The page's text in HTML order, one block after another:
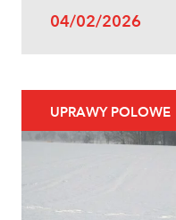
Uprawy polowe
herbicydy wybrać?
04/02/2026
UPRAWY POLOWE